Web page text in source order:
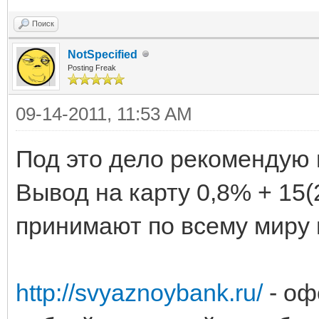
Поиск
NotSpecified
Posting Freak
09-14-2011, 11:53 AM
Под это дело рекомендую
Вывод на карту 0,8% +
принимают по всему миру
http://svyaznoybank.ru/-